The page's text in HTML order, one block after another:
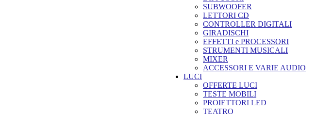
SUBWOOFER
LETTORI CD
CONTROLLER DIGITALI
GIRADISCHI
EFFETTI e PROCESSORI
STRUMENTI MUSICALI
MIXER
ACCESSORI E VARIE AUDIO
LUCI
OFFERTE LUCI
TESTE MOBILI
PROIETTORI LED
TEATRO